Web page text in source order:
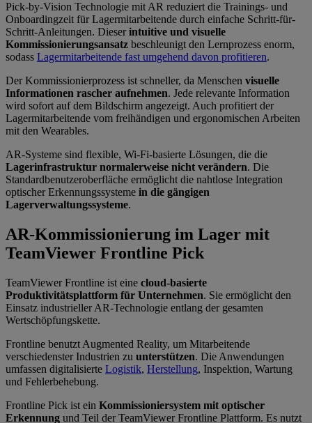
Pick-by-Vision Technologie mit AR reduziert die Trainings- und
Onboardingzeit für Lagermitarbeitende durch einfache Schritt-für-
Schritt-Anleitungen. Dieserintuitive und visuelle
Kommissionierungsansatz beschleunigt den Lernprozess enorm,
sodass Lagermitarbeitende fast umgehend davon profitieren.
Der Kommissionierprozess ist schneller, da Menschen visuelle
Informationen rascher aufnehmen. Jede relevante Information
wird sofort auf dem Bildschirm angezeigt. Auch profitiert der
Lagermitarbeitende vom freihändigen und ergonomischen Arbeiten
mit den Wearables.
AR-Systeme sind flexible, Wi-Fi-basierte Lösungen, die die
Lagerinfrastruktur normalerweise nicht verändern. Die
Standardbenutzeroberfläche ermöglicht die nahtlose Integration
optischer Erkennungssysteme in die gängigen
Lagerverwaltungssysteme.
AR-Kommissionierung im Lager mit
TeamViewer Frontline Pick
TeamViewer Frontline ist eine cloud-basierte
Produktivitätsplattform für Unternehmen. Sie ermöglicht den
Einsatz industrieller AR-Technologie entlang der gesamten
Wertschöpfungskette.
Frontline benutzt Augmented Reality, um Mitarbeitende
verschiedenster Industrien zu unterstützen. Die Anwendungen
umfassen digitalisierte Logistik, Herstellung, Inspektion, Wartung
und Fehlerbehebung.
Frontline Pick ist ein Kommissioniersystem mit optischer
Erkennung und Teil der TeamViewer Frontline Plattform. Es nutzt